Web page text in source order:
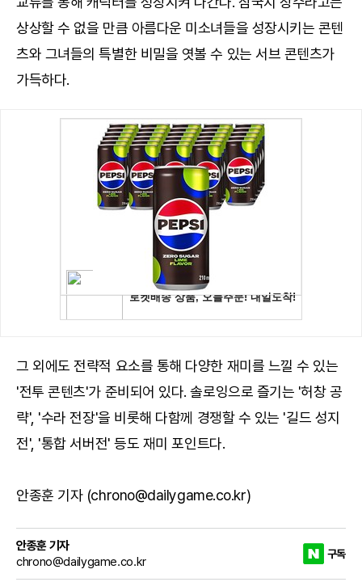
상상할 수 없을 만큼 아름다운 미소녀들을 성장시키는 콘텐
츠와 그녀들의 특별한 비밀을 엿볼 수 있는 서브 콘텐츠가
가득하다.
그 외에도 전략적 요소를 통해 다양한 재미를 느낄 수 있는
'전투 콘텐츠'가 준비되어 있다. 솔로잉으로 즐기는 '허창 공
략', '수라 전장'을 비롯해 다함께 경쟁할 수 있는 '길드 성지
전', '통합 서버전' 등도 재미 포인트다.
안종훈 기자 (chrono@dailygame.co.kr)
안종훈 기자
chrono@dailygame.co.kr
구독